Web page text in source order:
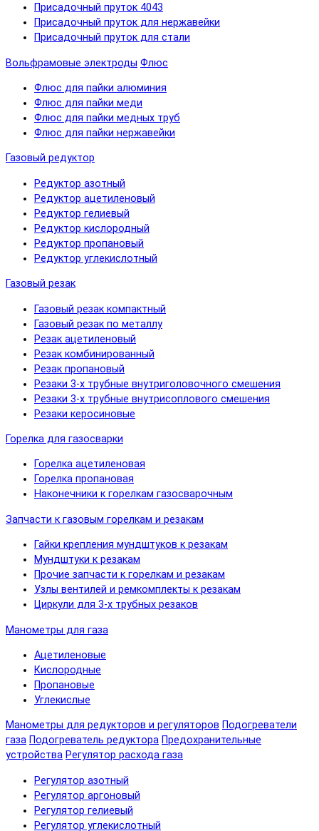
Присадочный пруток 4043
Присадочный пруток для нержавейки
Присадочный пруток для стали
Вольфрамовые электроды Флюс
Флюс для пайки алюминия
Флюс для пайки меди
Флюс для пайки медных труб
Флюс для пайки нержавейки
Газовый редуктор
Редуктор азотный
Редуктор ацетиленовый
Редуктор гелиевый
Редуктор кислородный
Редуктор пропановый
Редуктор углекислотный
Газовый резак
Газовый резак компактный
Газовый резак по металлу
Резак ацетиленовый
Резак комбинированный
Резак пропановый
Резаки 3-х трубные внутриголовочного смешения
Резаки 3-х трубные внутрисоплового смешения
Резаки керосиновые
Горелка для газосварки
Горелка ацетиленовая
Горелка пропановая
Наконечники к горелкам газосварочным
Запчасти к газовым горелкам и резакам
Гайки крепления мундштуков к резакам
Мундштуки к резакам
Прочие запчасти к горелкам и резакам
Узлы вентилей и ремкомплекты к резакам
Циркули для 3-х трубных резаков
Манометры для газа
Ацетиленовые
Кислородные
Пропановые
Углекислые
Манометры для редукторов и регуляторов Подогреватели
газа Подогреватель редуктора Предохранительные
устройства Регулятор расхода газа
Регулятор азотный
Регулятор аргоновый
Регулятор гелиевый
Регулятор углекислотный